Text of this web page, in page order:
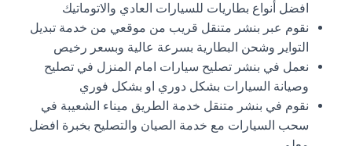
افضل أنواع بطاريات للسيارات العادي والاتوماتيك
نقوم عبر بنشر متنقل قريب من موقعي من خدمة تبديل
التواير وشحن البطارية بسرعة عالية وبسعر رخيص
نعمل في بنشر تصليح سيارات امام المنزل في تصليح
وصيانة السيارات بشكل دوري او بشكل فوري
نقوم في بنشر متنقل خدمة الطريق ميناء الشعيبة في
سحب السيارات مع خدمة الصيان والتصليح بخبرة افضل